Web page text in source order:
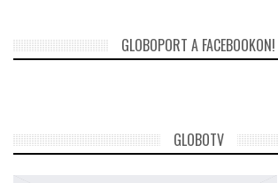
HÍR3D
GLOBOTV
GLOBOPORT A FACEBOOKON!
GLOBOTV